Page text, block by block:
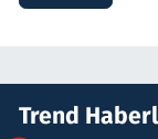
Trend